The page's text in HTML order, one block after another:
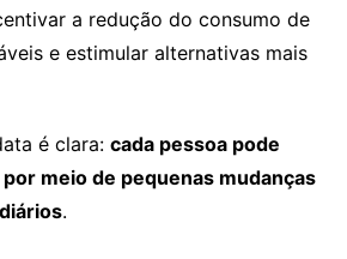
a redução do consumo de
e estimular alternativas mais
é clara: cada pessoa pode
meio de pequenas mudanças
.